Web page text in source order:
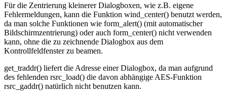
Für die Zentrierung kleinerer Dialogboxen, wie z.B. eigene
Fehlermeldungen, kann die Funktion wind_center() benutzt werden,
da man solche Funktionen wie form_alert() (mit automatischer
Bildschirmzentrierung) oder auch form_center() nicht verwenden
kann, ohne die zu zeichnende Dialogbox aus dem
Kontrollfeldfenster zu beamen.
get_traddr() liefert die Adresse einer Dialogbox, da man aufgrund
des fehlenden rsrc_load() die davon abhängige AES-Funktion
rsrc_gaddr() natürlich nicht benutzen kann.